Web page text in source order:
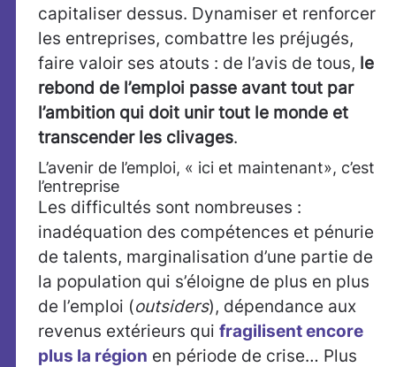
capitaliser dessus. Dynamiser et renforcer
les entreprises, combattre les préjugés,
faire valoir ses atouts : de l’avis de tous, le
rebond de l’emploi passe avant tout par
l’ambition qui doit unir tout le monde et
transcender les clivages.
L’avenir de l’emploi, « ici et maintenant», c’est
l’entreprise
Les difficultés sont nombreuses :
inadéquation des compétences et pénurie
de talents, marginalisation d’une partie de
la population qui s’éloigne de plus en plus
de l’emploi (outsiders), dépendance aux
revenus extérieurs qui fragilisent encore
plus la région en période de crise… Plus